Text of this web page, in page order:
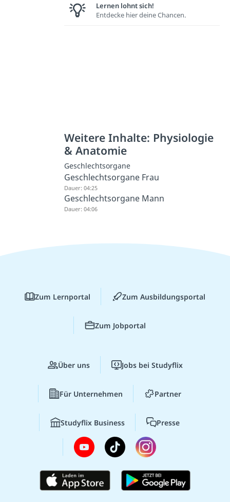
Lernen lohnt sich!
Entdecke hier deine Chancen.
Weitere Inhalte: Physiologie
& Anatomie
Geschlechtsorgane
Geschlechtsorgane Frau
Dauer: 04:25
Geschlechtsorgane Mann
Dauer: 04:06
Zum Lernportal Zum Ausbildungsportal
Zum Jobportal
Über uns Jobs bei Studyflix
Für Unternehmen Partner
Studyflix Business Presse